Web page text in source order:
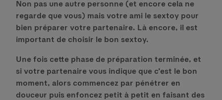
Non pas une autre personne (et encore cela ne
regarde que vous) mais votre ami le sextoy pour
bien préparer votre partenaire. Là encore, il est
important de choisir le bon sextoy.
Une fois cette phase de préparation terminée, et
si votre partenaire vous indique que c’est le bon
moment, alors commencez par pénétrer en
douceur puis enfoncez petit à petit en faisant des